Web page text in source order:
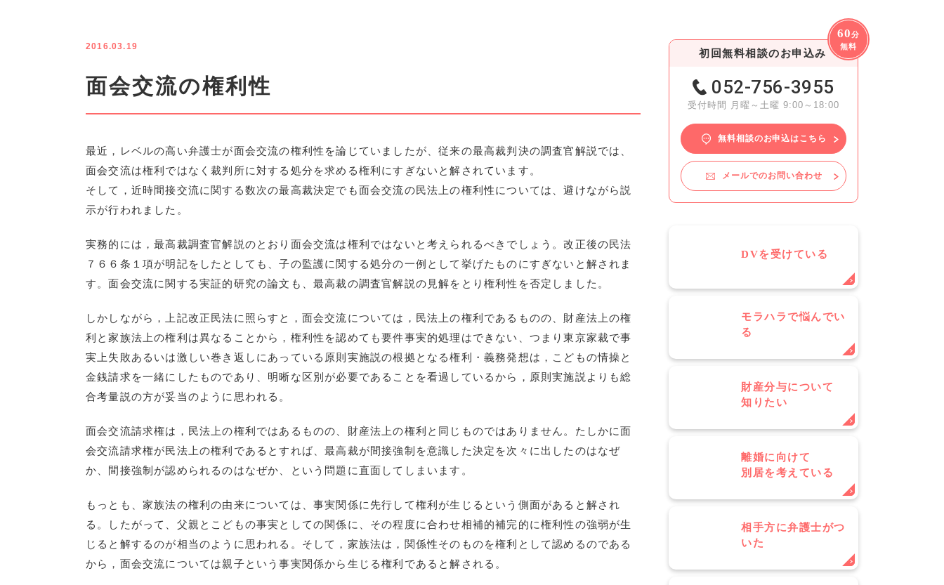
2016.03.19
面会交流の権利性
最近，レベルの高い弁護士が面会交流の権利性を論じていましたが、従来の最高裁判決の調査官解説では、
面会交流は権利ではなく裁判所に対する処分を求める権利にすぎないと解されています。
そして，近時間接交流に関する数次の最高裁決定でも面会交流の民法上の権利性については、避けながら説
示が行われました。
実務的には，最高裁調査官解説のとおり面会交流は権利ではないと考えられるべきでしょう。改正後の民法
７６６条１項が明記をしたとしても、子の監護に関する処分の一例として挙げたものにすぎないと解されま
す。面会交流に関する実証的研究の論文も、最高裁の調査官解説の見解をとり権利性を否定しました。
しかしながら，上記改正民法に照らすと，面会交流については，民法上の権利であるものの、財産法上の権
利と家族法上の権利は異なることから，権利性を認めても要件事実的処理はできない、つまり東京家裁で事
実上失敗あるいは激しい巻き返しにあっている原則実施説の根拠となる権利・義務発想は，こどもの情操と
金銭請求を一緒にしたものであり、明晰な区別が必要であることを看過しているから，原則実施説よりも総
合考量説の方が妥当のように思われる。
面会交流請求権は，民法上の権利ではあるものの、財産法上の権利と同じものではありません。たしかに面
会交流請求権が民法上の権利であるとすれば、最高裁が間接強制を意識した決定を次々に出したのはなぜ
か、間接強制が認められるのはなぜか、という問題に直面してしまいます。
もっとも、家族法の権利の由来については、事実関係に先行して権利が生じるという側面があると解され
る。したがって、父親とこどもの事実としての関係に、その程度に合わせ相補的補完的に権利性の強弱が生
じると解するのが相当のように思われる。そして，家族法は，関係性そのものを権利として認めるのである
から，面会交流については親子という事実関係から生じる権利であると解される。
60分
無料
初回無料相談のお申込み
052-756-3955
受付時間 月曜～土曜 9:00～18:00
無料相談のお申込はこちら
メールでのお問い合わせ
DVを受けている
モラハラで悩んでい
る
財産分与について
知りたい
離婚に向けて
別居を考えている
相手方に弁護士がつ
いた